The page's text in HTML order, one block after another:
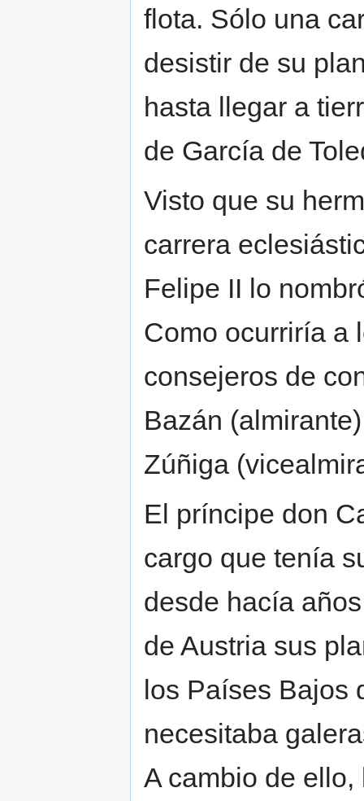
flota. Sólo una
desistir de su
hasta llegar a
de García de
Visto que su
carrera
Felipe II lo
Como ocurriría a
consejeros de
Bazán
Zúñiga
El príncipe don
cargo que tenía
desde hacía
de Austria sus
los Países Bajos
necesitaba
A cambio de